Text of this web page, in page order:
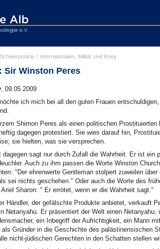
Schwerpunkte / Internationales, Militär und Krieg
Sir Winston Peres
, 09.05.2009
ich mich bei all den guten Frauen
Shimon Peres als einen politischen Prostituierten
dagegen protestiert. Sie wies darauf hin,
sie hielten, was sie versprechen.
dagegen sagt nur durch Zufall die Wahrheit. Er ist ein
Auch zu ihm passen die Worte Winston
"Der ehrenwerte Gentleman stolpert zuweilen
sei nichts geschehen." Oder auch die Worte des
Ariel Sharon: " Er errötet, wenn er die Wahrheit sagt."
Händler, der gefälschte Produkte anbietet, verkauft
Netanyahu. Er präsentiert der Welt einen Netanyahu,
ein Inbegriff der Aufrichtigkeit, ein Mann
Gründer in die Geschichte des palästinensischen
nicht-jüdischen Gerechten in den Schatten stellen